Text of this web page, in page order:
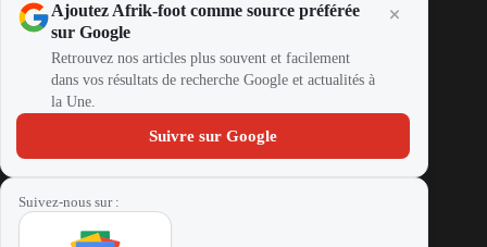
Ajoutez Afrik-foot comme source préférée
sur Google
Retrouvez nos articles plus souvent et facilement
dans vos résultats de recherche Google et actualités à
la Une.
Suivre sur Google
Suivez-nous sur :